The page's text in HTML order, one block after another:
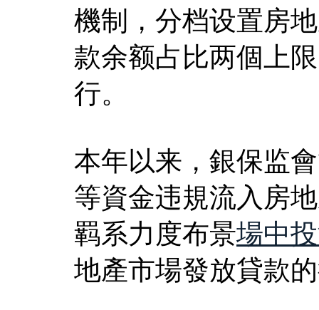
機制，分档设置房
款余额占比两個上
行。
本年以来，銀保监
等資金违規流入房
羁系力度布景場中
地產市場發放貸款